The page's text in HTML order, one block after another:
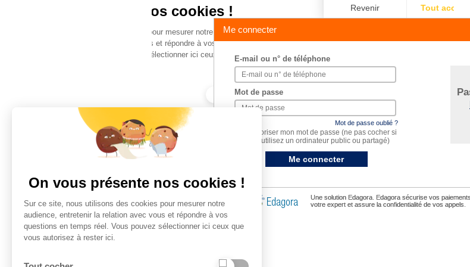
Me connecter
E-mail ou n° de téléphone
Mot de passe
Mot de passe oublié ?
Mémoriser mon mot de passe (ne pas cocher si
vous utilisez un ordinateur public ou partagé)
Me connecter
Une solution Edagora. Edagora sécurise vos
votre expert et assure la confidentialité de vos appels.
On vous présente nos cookies !
Sur ce site, nous utilisons des cookies pour mesurer notre
audience, entretenir la relation avec vous et répondre à vos
questions en temps réel. Vous pouvez sélectionner ici ceux que
vous autorisez à rester ici.